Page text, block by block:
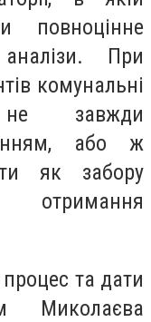
При
комунальні
не завжди
або ж
як забору
отримання
та дати
Миколаєва